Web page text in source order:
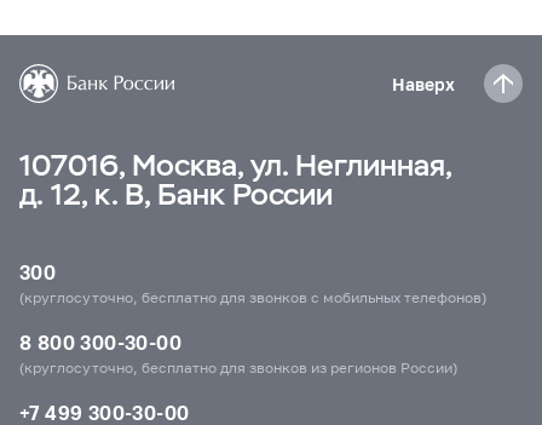
Наверх
107016, Москва, ул. Неглинная,
д. 12, к. В, Банк России
300
(круглосуточно, бесплатно для звонков с мобильных телефонов)
8 800 300-30-00
(круглосуточно, бесплатно для звонков из регионов России)
+7 499 300-30-00